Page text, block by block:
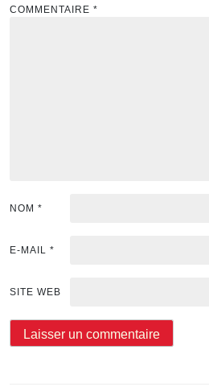
COMMENTAIRE *
NOM *
E-MAIL *
SITE WEB